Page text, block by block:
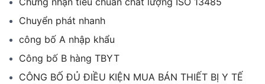
Chuyển phát nhanh
công bố A nhập khẩu
Công bố B hàng TBYT
CÔNG BỐ ĐỦ ĐIỀU KIỆN MUA BÁN THIẾT BỊ Y TẾ